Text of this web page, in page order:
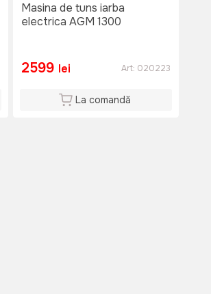
Masina de tuns iarba
electrica AGM 1300
2599 lei Art: 020223
La comandă